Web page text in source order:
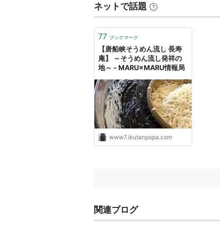
ネットで話題
77 ブックマーク
【唐船峡そうめん流し 長寿
庵】 ～そうめん流し発祥の
地～ - MARU×MARU情報局
www7.ikutanpapa.com
関連ブログ